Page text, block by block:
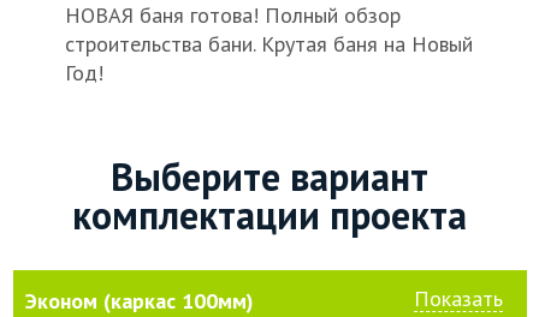
НОВАЯ баня готова! Полный обзор
строительства бани. Крутая баня на Новый
Год!
Выберите вариант
комплектации проекта
Эконом (каркас 100мм) Показать